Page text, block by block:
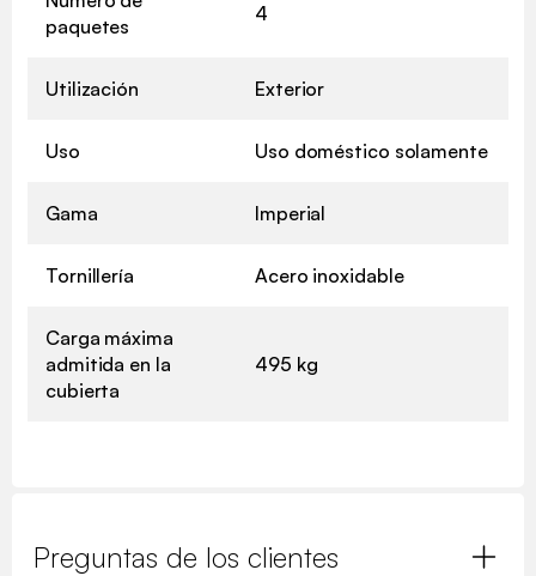
paquetes
4
Utilización Exterior
Uso Uso doméstico solamente
Gama Imperial
Tornillería Acero inoxidable
Carga máxima
admitida en la
cubierta
495 kg
Preguntas de los clientes